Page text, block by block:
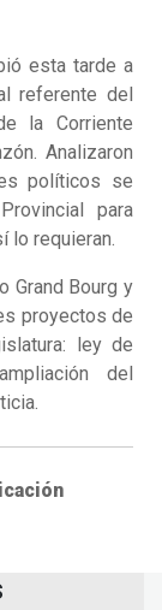
esta tarde a
referente del
la Corriente
Analizaron
políticos se
para
lo requieran.
Grand Bourg y
proyectos de
ley de
del